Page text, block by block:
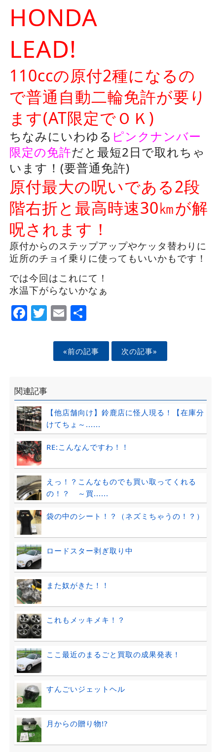
HONDA
LEAD!
110ccの原付2種になるの
で普通自動二輪免許が要り
ます(AT限定でＯＫ)
ちなみにいわゆる ピンクナンバー
限定の免許だと最短2日で取れちゃ
います！(要普通免許)
原付最大の呪いである2段
階右折と最高時速30㎞が解
呪されます！
原付からのステップアップやケッタ替わりに
近所のチョイ乗りに使ってもいいかもです！
では今回はこれにて！
水温下がらないかなぁ
Facebook
Twitter
EmailShare
«前の記事 次の記事»
関連記事
【他店舗向け】鈴鹿店に怪人現る！【在庫分
けてちょ～......
RE:こんなんですわ！！
えっ！？こんなものでも買い取ってくれる
の！？ ～買......
袋の中のシート！？（ネズミちゃうの！？）
ロードスター剥ぎ取り中
また奴がきた！！
これもメッキメキ！？
ここ最近のまるごと買取の成果発表！
すんごいジェットヘル
月からの贈り物!?